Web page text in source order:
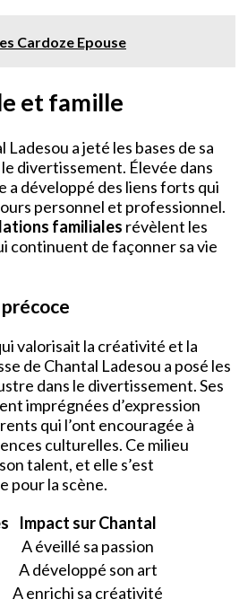
Cardoze Epouse
et famille
Ladesou a jeté les bases de sa
divertissement. Élevée dans
a développé des liens forts qui
personnel et professionnel.
familiales révèlent les
continuent de façonner sa vie
valorisait la créativité et la
de Chantal Ladesou a posé les
dans le divertissement. Ses
imprégnées d’expression
qui l’ont encouragée à
culturelles. Ce milieu
talent, et elle s’est
pour la scène.
Impact sur Chantal
A éveillé sa passion
A développé son art
A enrichi sa créativité